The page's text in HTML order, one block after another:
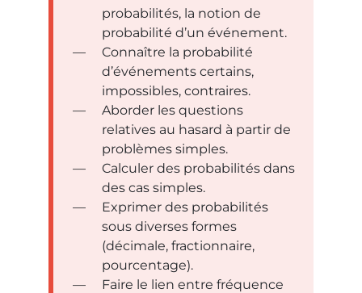
probabilités, la notion de
probabilité d’un événement.
Connaître la probabilité
d’événements certains,
impossibles, contraires.
Aborder les questions
relatives au hasard à partir de
problèmes simples.
Calculer des probabilités dans
des cas simples.
Exprimer des probabilités
sous diverses formes
(décimale, fractionnaire,
pourcentage).
Faire le lien entre fréquence